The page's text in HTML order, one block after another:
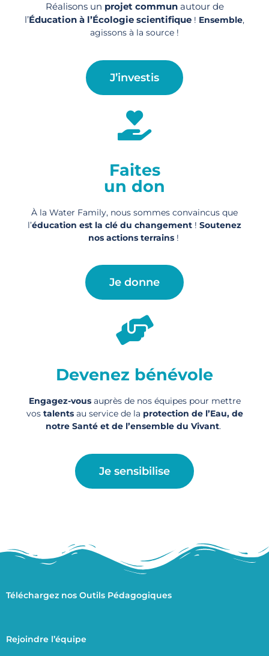
Réalisons un projet communautour de
l’Éducation à l’Écologie scientifique ! Ensemble,
agissons à la source !
J’investis
Faites
un don
À la Water Family, nous sommes convaincus que
l’éducation est la clé du changement ! Soutenez
nos actions terrains!
Je donne
Devenez bénévole
Engagez-vousauprès de nos équipes pour mettre
vos talentsau service de la protection de l’Eau, de
notre Santé et de l’ensemble du Vivant.
Je sensibilise
Téléchargez nos Outils Pédagogiques
Rejoindre l’équipe